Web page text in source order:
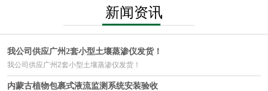
新闻资讯
我公司供应广州2套小型土壤蒸渗仪发货！
我公司供应广州2套小型土壤蒸渗仪发货！
内蒙古植物包裹式液流监测系统安装验收